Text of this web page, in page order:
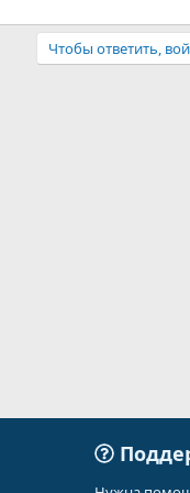
Чтобы ответить,